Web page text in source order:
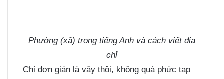
Phường (xã) trong tiếng Anh và cách viết địa
chỉ
Chỉ đơn giản là vậy thôi, không quá phức tạp